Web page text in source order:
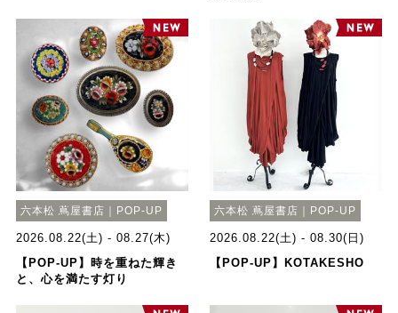
六本松 蔦屋書店｜POP-UP
2026.08.22(土) - 08.27(木)
【POP-UP】時を重ねた輝き
と、心を満たす灯り
六本松 蔦屋書店｜POP-UP
2026.08.22(土) - 08.30(日)
【POP-UP】KOTAKESHO